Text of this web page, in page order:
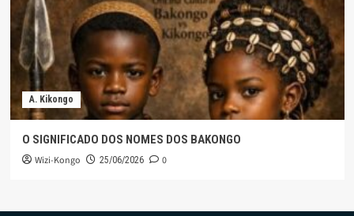
A. Kikongo
O SIGNIFICADO DOS NOMES DOS BAKONGO
Wizi-Kongo 25/06/2026 0